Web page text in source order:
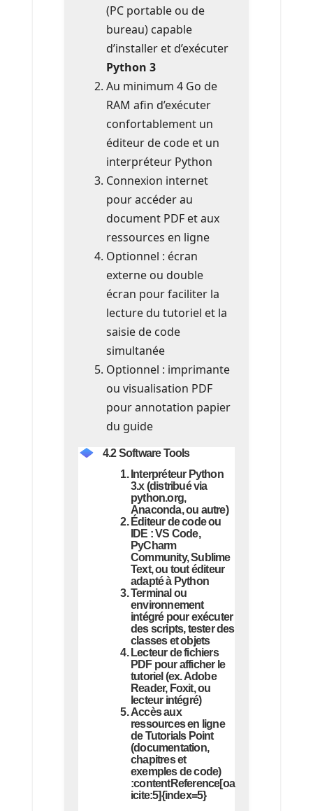
(PC portable ou de
bureau) capable
d’installer et d’exécuter
Python 3
Au minimum 4 Go de
RAM afin d’exécuter
confortablement un
éditeur de code et un
interpréteur Python
Connexion internet
pour accéder au
document PDF et aux
ressources en ligne
Optionnel : écran
externe ou double
écran pour faciliter la
lecture du tutoriel et la
saisie de code
simultanée
Optionnel : imprimante
ou visualisation PDF
pour annotation papier
du guide
4.2 Software Tools
Interpréteur Python
3.x(distribué via
python.org,
Anaconda, ou autre)
Éditeur de code ou
IDE : VS Code,
PyCharm
Community, Sublime
Text, ou tout éditeur
adapté à Python
Terminal ou
environnement
intégré pour exécuter
des scripts, tester des
classes et objets
Lecteur de fichiers
PDF pour afficher le
tutoriel (ex. Adobe
Reader, Foxit, ou
lecteur intégré)
Accès aux
ressources en ligne
de Tutorials Point
(documentation,
chapitres et
exemples de code)
:contentReference[oa
icite:5]{index=5}